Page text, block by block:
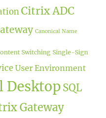
Citrix ADC
Canonical Name
Switching Single-Sign
User Environment
Desktop SQL
Gateway